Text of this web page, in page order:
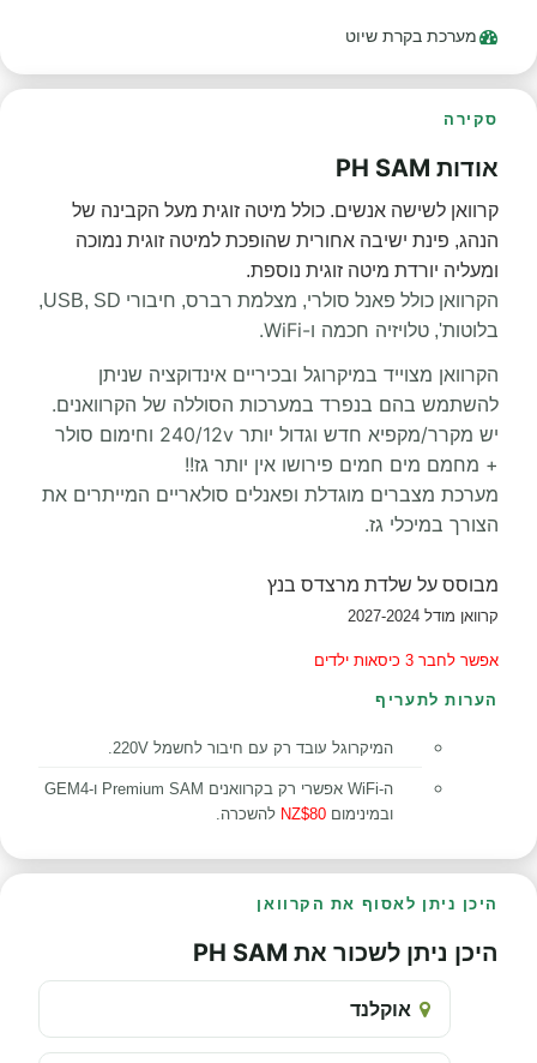
מערכת בקרת שיוט
סקירה
אודות PH SAM
קרוואן לשישה אנשים. כולל מיטה זוגית מעל הקבינה של
הנהג, פינת ישיבה אחורית שהופכת למיטה זוגית נמוכה
ומעליה יורדת מיטה זוגית נוספת.
הקרוואן כולל פאנל סולרי, מצלמת רברס, חיבורי USB, SD,
בלוטות', טלויזיה חכמה ו-WiFi.
הקרוואן מצוייד במיקרוגל ובכיריים אינדוקציה שניתן
להשתמש בהם בנפרד במערכות הסוללה של הקרוואנים.
יש מקרר/מקפיא חדש וגדול יותר 240/12v וחימום סולר
+ מחמם מים חמים פירושו אין יותר גז!!
מערכת מצברים מוגדלת ופאנלים סולאריים המייתרים את
הצורך במיכלי גז.
מבוסס על שלדת מרצדס בנץ
קרוואן מודל 2027-2024
אפשר לחבר 3 כיסאות ילדים
הערות לתעריף
המיקרוגל עובד רק עם חיבור לחשמל 220V.
ה-WiFi אפשרי רק בקרוואנים Premium SAM ו-GEM4
ובמינימום NZ$80 להשכרה.
היכן ניתן לאסוף את הקרוואן
היכן ניתן לשכור את PH SAM
אוקלנד